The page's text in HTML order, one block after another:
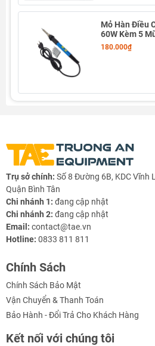
Mỏ Hàn Điều
60W Kèm 5
180.000₫
Trụ sở chính: Số 8 Đường 6B, KDC Vĩnh
Quận Bình Tân
Chi nhánh 1: đang cập nhật
Chi nhánh 2: đang cập nhật
Email: contact@tae.vn
Hotline: 0833 811 811
Chính Sách
Chính Sách Bảo Mật
Vận Chuyển & Thanh Toán
Bảo Hành - Đổi Trả Cho Khách Hàng
Kết nối với chúng tôi